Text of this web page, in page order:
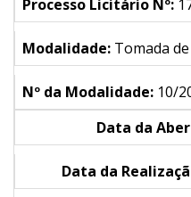
Processo Licitário Nº:
Modalidade: Tomada
Nº da Modalidade: 10/
Data da
Data da